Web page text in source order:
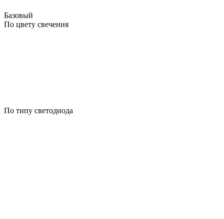
Базовый
По цвету свечения
По типу светодиода